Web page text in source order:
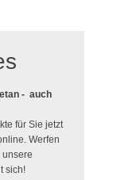
- auch
für Sie jetzt
Werfen
sich!